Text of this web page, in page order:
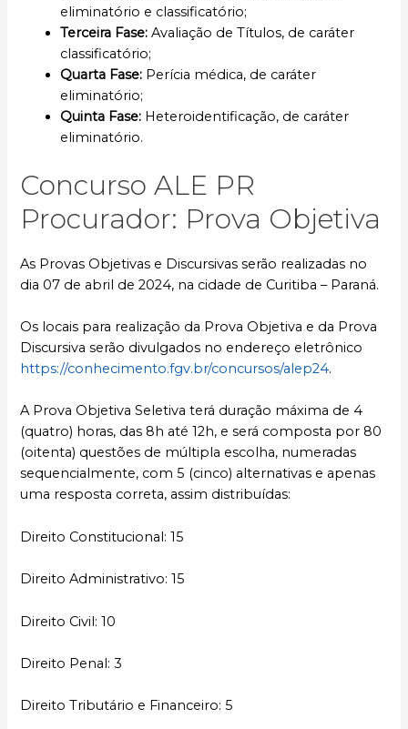
eliminatório e classificatório;
Terceira Fase: Avaliação de Títulos, de caráter
classificatório;
Quarta Fase: Perícia médica, de caráter
eliminatório;
Quinta Fase: Heteroidentificação, de caráter
eliminatório.
Concurso ALE PR
Procurador: Prova Objetiva
As Provas Objetivas e Discursivas serão realizadas no
dia 07 de abril de 2024, na cidade de Curitiba – Paraná.
Os locais para realização da Prova Objetiva e da Prova
Discursiva serão divulgados no endereço eletrônico
https://conhecimento.fgv.br/concursos/alep24.
A Prova Objetiva Seletiva terá duração máxima de 4
(quatro) horas, das 8h até 12h, e será composta por 80
(oitenta) questões de múltipla escolha, numeradas
sequencialmente, com 5 (cinco) alternativas e apenas
uma resposta correta, assim distribuídas:
Direito Constitucional: 15
Direito Administrativo: 15
Direito Civil: 10
Direito Penal: 3
Direito Tributário e Financeiro: 5